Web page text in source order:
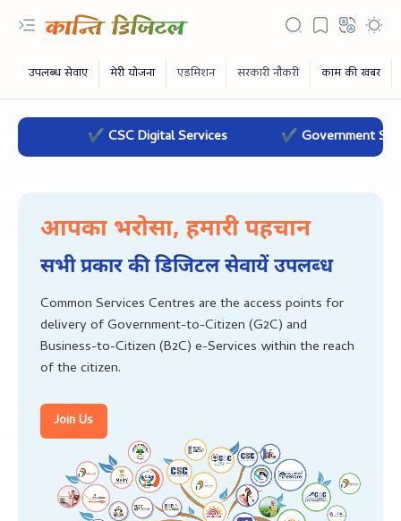
RTL Mode
Rich Results Test
PageSpeed Insights
✔ CSC Digital Services ✔ Government
आपका भरोसा, हमारी पहचान
सभी प्रकार की डिजिटल सेवायें उपलब्‍ध
Common Services Centres are the access points for
delivery of Government-to-Citizen (G2C) and
Business-to-Citizen (B2C) e-Services within the reach
of the citizen.
Join Us